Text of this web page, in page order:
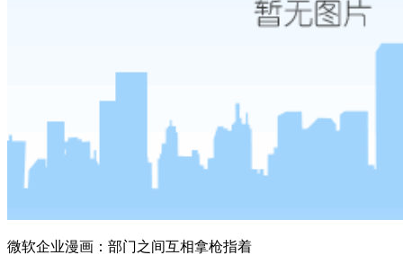
微软企业漫画：部门之间互相拿枪指着